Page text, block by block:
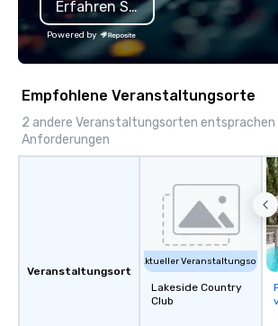
Erfahren Sie mehr
Powered by
Empfohlene Veranstaltungsorte
2 andere Veranstaltungsorten entsprachen
Anforderungen
Veranstaltungsort
Aktueller Veranstaltungsort
Lakeside Country
Club